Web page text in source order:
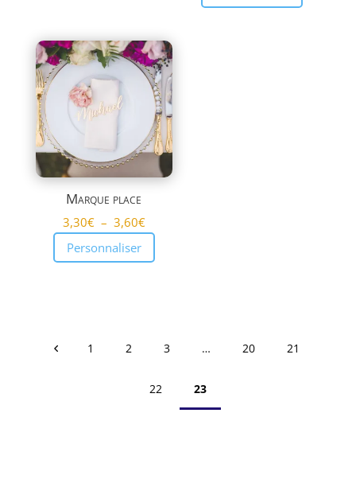
Marque place
3,30€ – 3,60€Plage
prix :
Personnaliser
1 2 3 … 20 21
22 23